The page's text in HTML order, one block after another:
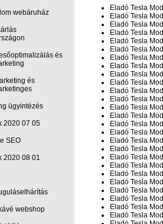
webáruház
és
és
ügyintézés
2020 07 05
SEO
2020 08 01
webshop
Eladó Tesla
Eladó Tesla
Eladó Tesla
Eladó Tesla
Eladó Tesla
Eladó Tesla
Eladó Tesla
Eladó Tesla
Eladó Tesla
Eladó Tesla
Eladó Tesla
Eladó Tesla
Eladó Tesla
Eladó Tesla
Eladó Tesla
Eladó Tesla
Eladó Tesla
Eladó Tesla
Eladó Tesla
Eladó Tesla
Eladó Tesla
Eladó Tesla
Eladó Tesla
Eladó Tesla
Eladó Tesla
Eladó Tesla